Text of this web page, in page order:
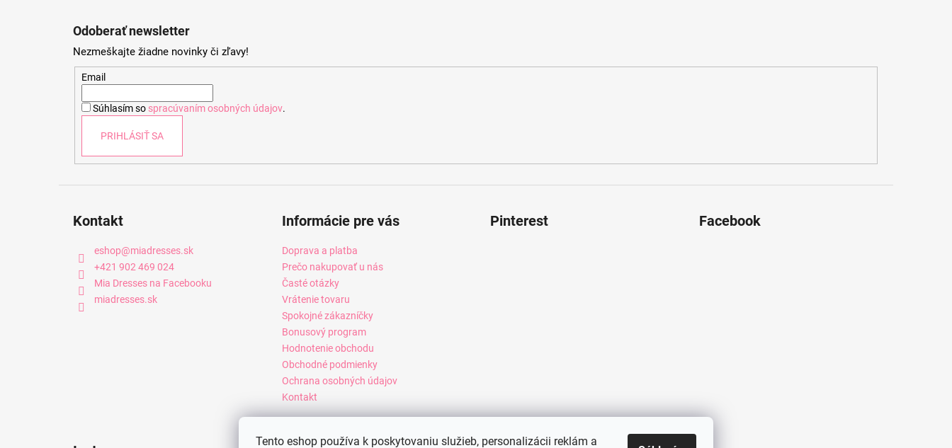
Tento eshop používa k poskytovaniu služieb, personalizácii reklám a
Odoberať newsletter
Nezmeškajte žiadne novinky či zľavy!
Email
Súhlasím so spracúvaním osobných údajov.
PRIHLÁSIŤ SA
Kontakt
eshop@miadresses.sk
+421 902 469 024
Mia Dresses na Facebooku
miadresses.sk
Informácie pre vás
Doprava a platba
Prečo nakupovať u nás
Časté otázky
Vrátenie tovaru
Spokojné zákazníčky
Bonusový program
Hodnotenie obchodu
Obchodné podmienky
Ochrana osobných údajov
Kontakt
Pinterest Facebook